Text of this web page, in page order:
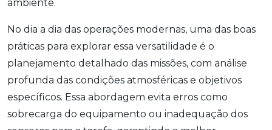
ambiente.
No dia a dia das operações modernas, uma das boas
práticas para explorar essa versatilidade é o
planejamento detalhado das missões, com análise
profunda das condições atmosféricas e objetivos
específicos. Essa abordagem evita erros como
sobrecarga do equipamento ou inadequação dos